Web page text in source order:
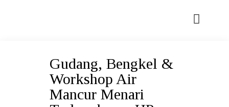
Gudang, Bengkel &
Workshop Air
Mancur Menari